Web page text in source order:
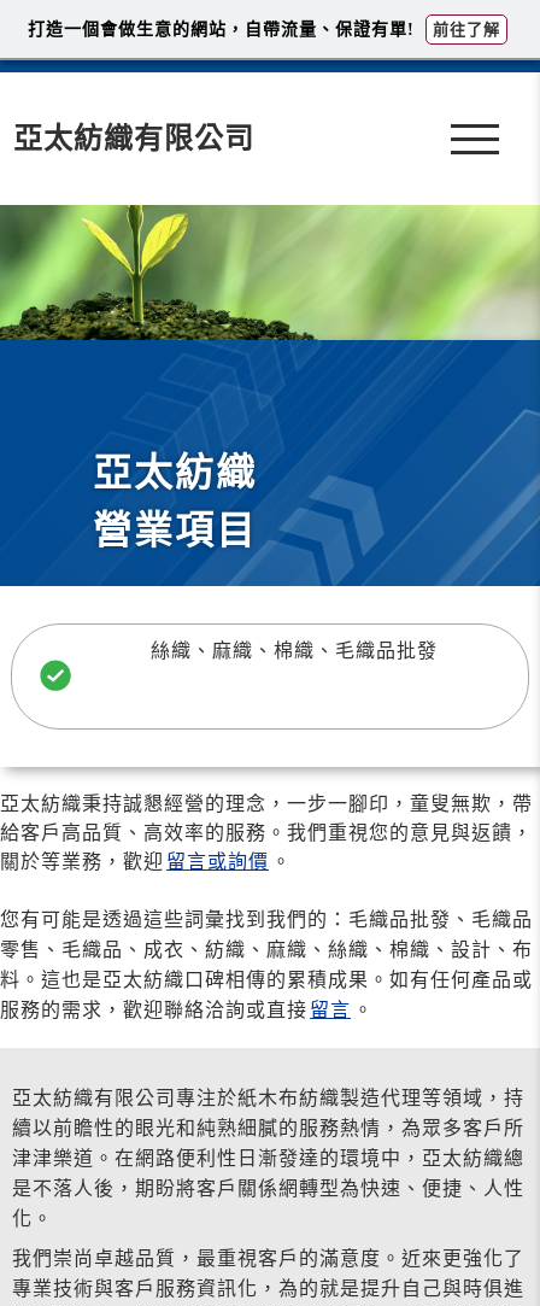
亞太紡織有限公司
亞太紡織
營業項目
絲織、麻織、棉織、毛織品批發
亞太紡織秉持誠懇經營的理念，一步一腳印，童叟無欺，帶
給客戶高品質、高效率的服務。我們重視您的意見與返饋，
關於等業務，歡迎 留言或詢價 。
您有可能是透過這些詞彙找到我們的：毛織品批發、毛織品
零售、毛織品、成衣、紡織、麻織、絲織、棉織、設計、布
料。這也是亞太紡織口碑相傳的累積成果。如有任何產品或
服務的需求，歡迎聯絡洽詢或直接 留言 。
亞太紡織有限公司專注於紙木布紡織製造代理等領域，持
續以前瞻性的眼光和純熟細膩的服務熱情，為眾多客戶所
津津樂道。在網路便利性日漸發達的環境中，亞太紡織總
是不落人後，期盼將客戶關係網轉型為快速、便捷、人性
化。
我們崇尚卓越品質，最重視客戶的滿意度。近來更強化了
專業技術與客戶服務資訊化，為的就是提升自己與時俱進
打造一個會做生意的網站，自帶流量、保證有單! 前往了解